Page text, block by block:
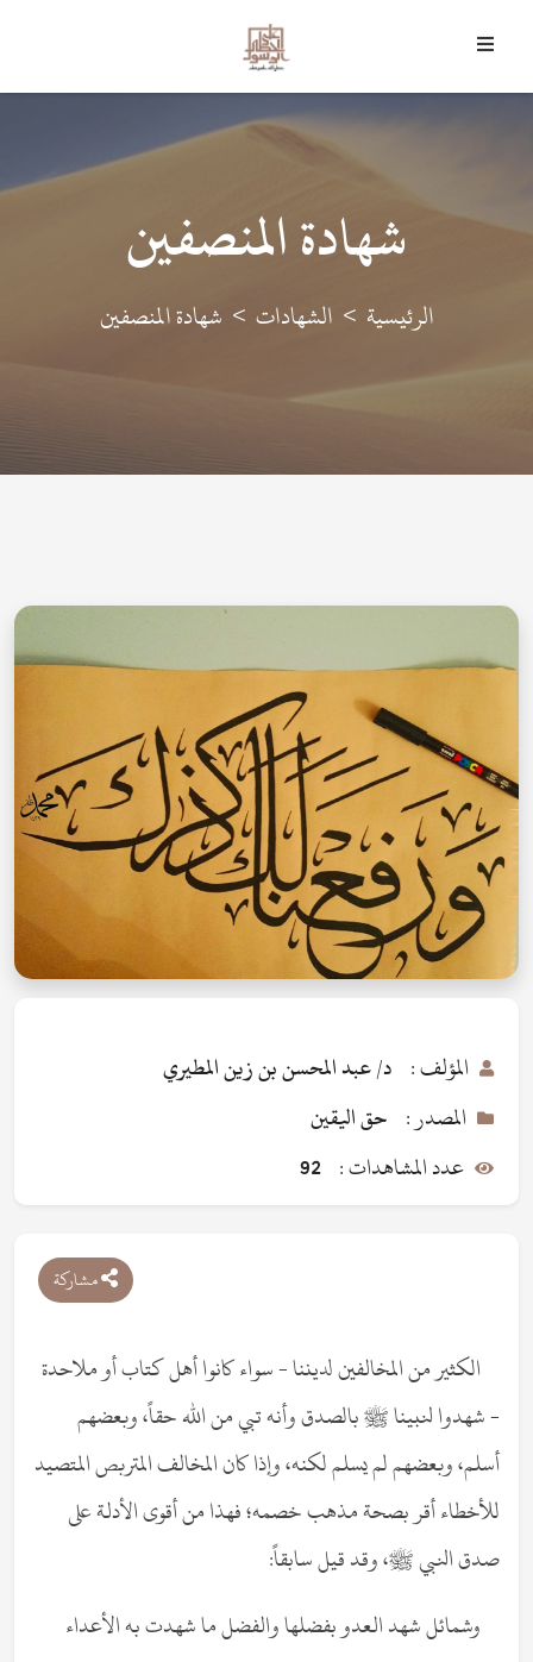
وَمَا أَرْسَلْنَاكَ إِلا رَحْمَةً لِلْعَالَمِينَ
شهادة المنصفين
الرئيسية الشهادات شهادة المنصفين
المؤلف : د/ عبد المحسن بن زين المطيري
المصدر : حق اليقين
عدد المشاهدات : 92
مشاركة
الكثير من المخالفين لديننا - سواء كانوا أهل كتاب أو ملاحدة
- شهدوا لنبينا ﷺ بالصدق وأنه تبي من الله حقاً، وبعضهم
أسلم، وبعضهم لم يسلم لكنه، وإذا كان المخالف المتربص المتصيد
للأخطاء أقر بصحة مذهب خصمه؛ فهذا من أقوى الأدلة على
صدق النبي ﷺ، وقد قيل سابقاً:
وشمائل شهد العدو بفضلهاوالفضل ما شهدت به الأعداء